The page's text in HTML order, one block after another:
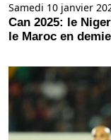
Samedi 10 janvier
Can 2025: le
le Maroc en demie